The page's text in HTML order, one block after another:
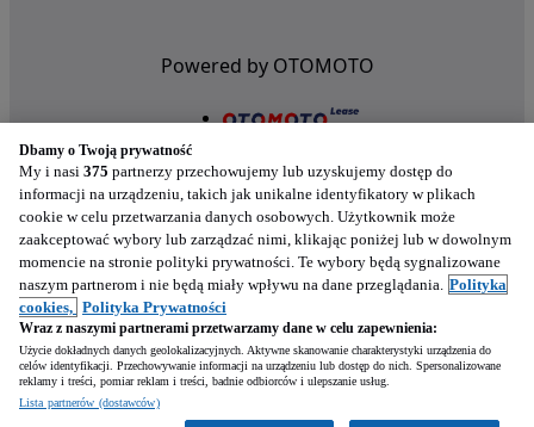
Powered by OTOMOTO
Nasze aplikacje w twoim telefonie
Dbamy o Twoją prywatność
My i nasi 375 partnerzy przechowujemy lub uzyskujemy dostęp do
informacji na urządzeniu, takich jak unikalne identyfikatory w plikach
cookie w celu przetwarzania danych osobowych. Użytkownik może
zaakceptować wybory lub zarządzać nimi, klikając poniżej lub w dowolnym
momencie na stronie polityki prywatności. Te wybory będą sygnalizowane
naszym partnerom i nie będą miały wpływu na dane przeglądania. Polityka
cookies, Polityka Prywatności
Wraz z naszymi partnerami przetwarzamy dane w celu zapewnienia:
Użycie dokładnych danych geolokalizacyjnych. Aktywne skanowanie charakterystyki urządzenia do
celów identyfikacji. Przechowywanie informacji na urządzeniu lub dostęp do nich. Spersonalizowane
reklamy i treści, pomiar reklam i treści, badnie odbiorców i ulepszanie usług.
Lista partnerów (dostawców)